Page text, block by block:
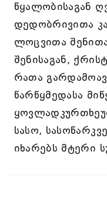
წყალობისაგან
დედობრივითა
ლოცვითა
შენისაგან,
რათა
წარწყმედასა
სასო,
იხარებს მტერი